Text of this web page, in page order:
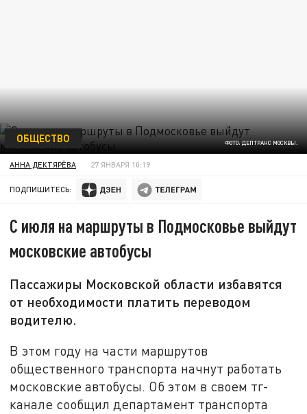
ФОТО: ДЕПТРАНС МОСКВЫ.
ОБЩЕСТВО
АННА ДЕКТЯРЁВА 27 ЯНВАРЯ 10:19
ПОДПИШИТЕСЬ:
С июля на маршруты в Подмосковье выйдут
московские автобусы
Пассажиры Московской области избавятся
от необходимости платить переводом
водителю.
В этом году на части маршрутов
общественного транспорта начнут работать
московские автобусы. Об этом в своем тг-
канале сообщил департамент транспорта